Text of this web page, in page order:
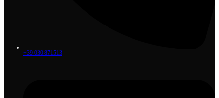
+39 030 871513